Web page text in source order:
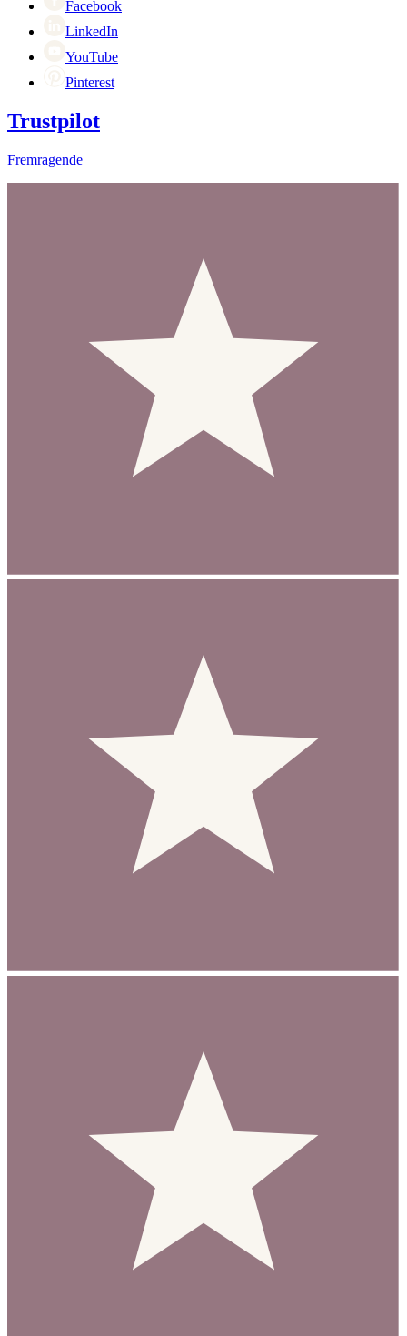
Facebook
LinkedIn
YouTube
Pinterest
Trustpilot
Fremragende